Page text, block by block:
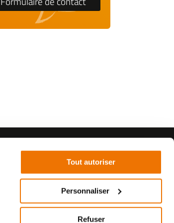
Tout autoriser
Personnaliser
Refuser
©2021 - SurplusMotos - Réalisation : datasolution.fr